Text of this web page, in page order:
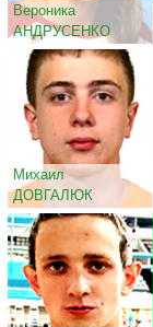
Вероника
АНДРУСЕНКО
Михаил
ДОВГАЛЮК